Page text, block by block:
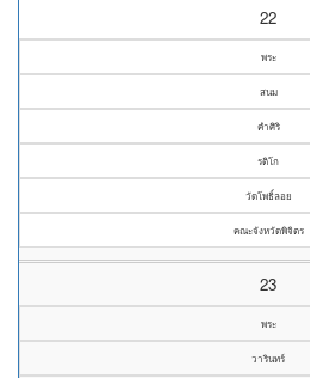
22
พระ
สนม
คำศิริ
รติโก
วัดโพธิ์ลอย
คณะจังหวัดพิจิตร
23
พระ
วารินทร์